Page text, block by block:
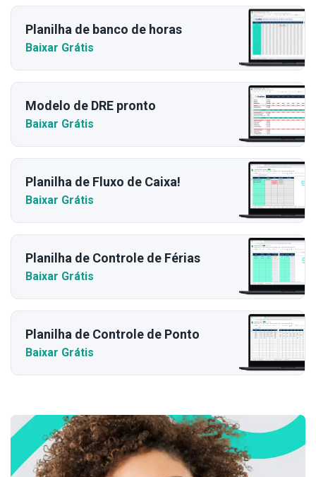
Planilha de banco de horas
Baixar Grátis
Modelo de DRE pronto
Baixar Grátis
Planilha de Fluxo de Caixa!
Baixar Grátis
Planilha de Controle de Férias
Baixar Grátis
Planilha de Controle de Ponto
Baixar Grátis